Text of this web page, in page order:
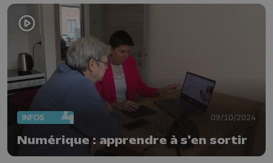
INFOS 09/10/2024
Numérique : apprendre à s'en sortir